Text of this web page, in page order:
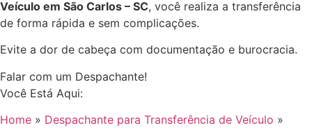
Veículo em São Carlos – SC, você realiza a transferência
de forma rápida e sem complicações.
Evite a dor de cabeça com documentação e burocracia.
Falar com um Despachante!
Você Está Aqui:
Home » Despachante para Transferência de Veículo »